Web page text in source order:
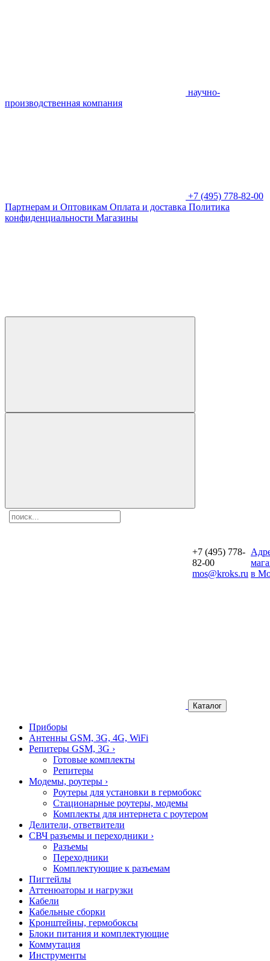
научно-
производственная компания
+7 (495) 778-82-00
Партнерам и Оптовикам Оплата и доставка Политика
конфиденциальности Магазины
+7 (495) 778-
82-00
mos@kroks.ru в
Каталог
Приборы
Антенны GSM, 3G, 4G, WiFi
Репитеры GSM, 3G ›
Готовые комплекты
Репитеры
Модемы, роутеры ›
Роутеры для установки в гермобокс
Стационарные роутеры, модемы
Комплекты для интернета с роутером
Делители, ответвители
СВЧ разъемы и переходники ›
Разъемы
Переходники
Комплектующие к разъемам
Пигтейлы
Аттенюаторы и нагрузки
Кабели
Кабельные сборки
Кронштейны, гермобоксы
Блоки питания и комплектующие
Коммутация
Инструменты